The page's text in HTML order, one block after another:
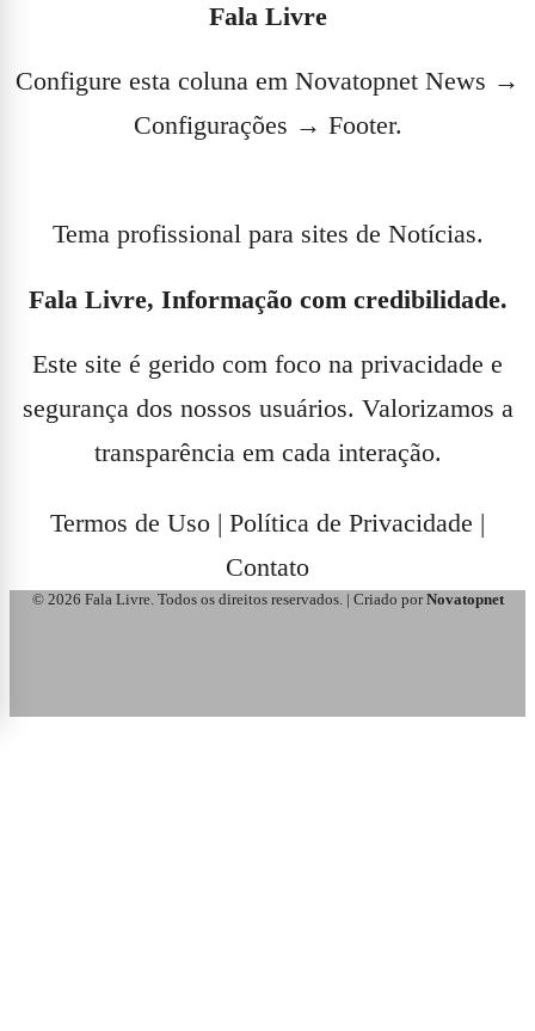
Fala Livre
Configure esta coluna em Novatopnet News →
Configurações → Footer.
Tema profissional para sites de Notícias.
Fala Livre, Informação com credibilidade.
Este site é gerido com foco na privacidade e
segurança dos nossos usuários. Valorizamos a
transparência em cada interação.
Termos de Uso | Política de Privacidade |
Contato
© 2026 Fala Livre. Todos os direitos reservados. | Criado porNovatopnet